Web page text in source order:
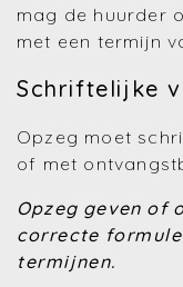
mag de huurder
met een termijn
Schriftelijke
Opzeg moet
of met
Opzeg geven of
correcte
termijnen.